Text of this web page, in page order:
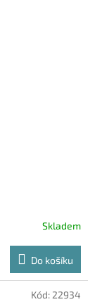
Skladem
Do košíku
Kód: 22934